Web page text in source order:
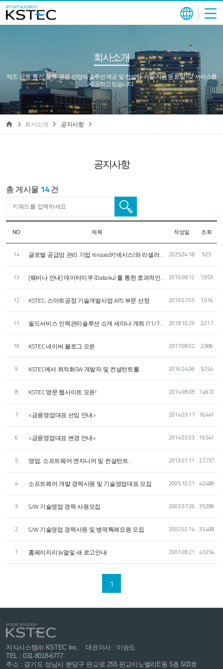
회사소개
제조, 금융, 통신, 물류, 공공 산업에 솔루션 제공 및 컨설팅, 기술 지원 등 토탈 ICT 서비스를
제공하고 있습니다.
회사소개 공지사항
공지사항
총 게시물 14건
NO 제목 작성일 조회
14 글로벌 공급망 관리 기업 Kinaxis(키넥시스)와 리셀러... 2025.04.18 923
13 [웨비나 안내] 데이터이쿠 (Dataiku) 를 통한 효과적인... 2019.08.12 1,953
12 KSTEC, 스마트공장 기술개발사업 APS 부문 선정 2019.07.05 1,916
11 필드서비스 인력관리솔루션 소개 세미나 개최 (11/7... 2018.10.29 2,217
10 KSTEC 네이버 블로그 오픈 2017.08.02 2,586
9 KSTEC에서 최적화SW 개발자 및 컨설턴트를... 2016.04.06 5,154
8 KSTEC 영문 웹사이트 오픈! 2014.08.08 14,672
7 <금융영업대표 선임 안내> 2014.03.17 16,441
6 <금융영업대표 변경 안내> 2014.03.03 16,541
5 영업, 소프트웨어 엔지니어 및 컨설턴트... 2013.01.11 27,737
4 소프트웨어 개발 경력사원 및 기술영업대표 모집 2005.10.21 42,489
3 S/W 기술영업 경력 사원모집 2002.07.26 35,389
2 S/W 기술영업 경력사원 및 병역특례요원 모집 2002.02.14 33,408
1 홈페이지리뉴얼및 새 로고안내 2001.08.21 41,054
1
지식시스템㈜ KSTEC Inc.
대표이사 : 이승도
TEL : 031-8018-6777
주소 : 경기도 성남시 분당구 판교로 255 판교이노밸리E동 5층 503호